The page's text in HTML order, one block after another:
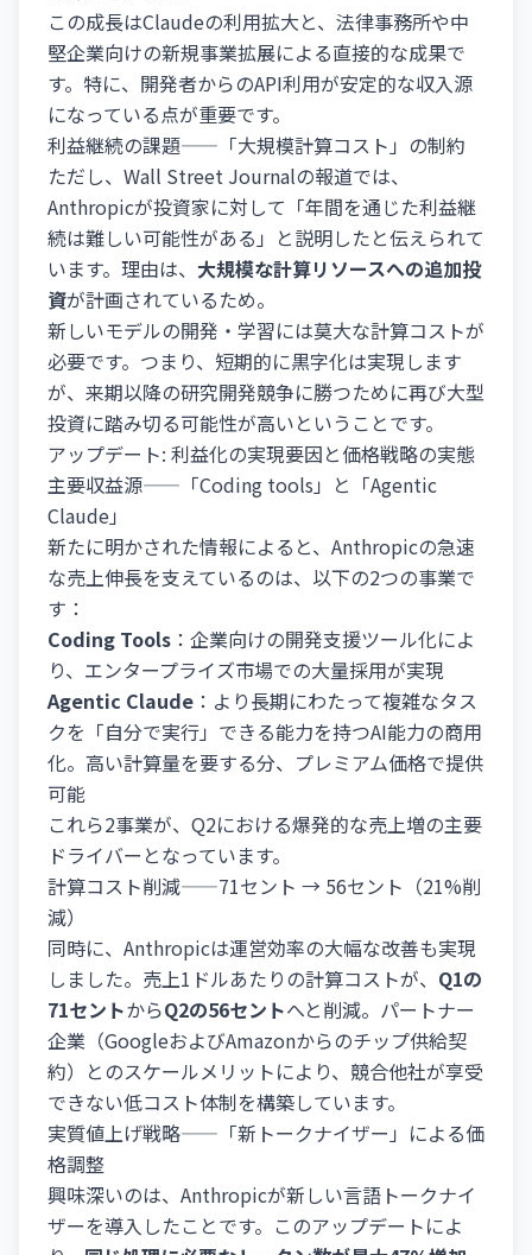
この成長はClaudeの利用拡大と、法律事務所や中
堅企業向けの新規事業拡展による直接的な成果で
す。特に、開発者からのAPI利用が安定的な収入源
になっている点が重要です。
利益継続の課題——「大規模計算コスト」の制約
ただし、Wall Street Journalの報道では、
Anthropicが投資家に対して「年間を通じた利益継
続は難しい可能性がある」と説明したと伝えられて
います。理由は、 大規模な計算リソースへの追加投
資が計画されているため。
新しいモデルの開発・学習には莫大な計算コストが
必要です。つまり、短期的に黒字化は実現します
が、来期以降の研究開発競争に勝つために再び大型
投資に踏み切る可能性が高いということです。
アップデート: 利益化の実現要因と価格戦略の実態
主要収益源——「Coding tools」と「Agentic
Claude」
新たに明かされた情報によると、Anthropicの急速
な売上伸長を支えているのは、以下の2つの事業で
す：
Coding Tools ：企業向けの開発支援ツール化によ
り、エンタープライズ市場での大量採用が実現
Agentic Claude ：より長期にわたって複雑なタス
クを「自分で実行」できる能力を持つAI能力の商用
化。高い計算量を要する分、プレミアム価格で提供
可能
これら2事業が、Q2における爆発的な売上増の主要
ドライバーとなっています。
計算コスト削減——71セント → 56セント（21%削
減）
同時に、Anthropicは運営効率の大幅な改善も実現
しました。売上1ドルあたりの計算コストが、 Q1の
71セントからQ2の56セントへと削減。パートナー
企業（GoogleおよびAmazonからのチップ供給契
約）とのスケールメリットにより、競合他社が享受
できない低コスト体制を構築しています。
実質値上げ戦略——「新トークナイザー」による価
格調整
興味深いのは、Anthropicが新しい言語トークナイ
ザーを導入したことです。このアップデートによ